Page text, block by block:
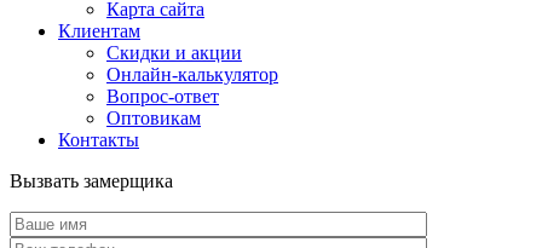
Карта сайта
Клиентам
Скидки и акции
Онлайн-калькулятор
Вопрос-ответ
Оптовикам
Контакты
Вызвать замерщика